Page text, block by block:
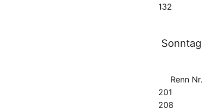
132
Sonntag
Renn Nr.
201
208